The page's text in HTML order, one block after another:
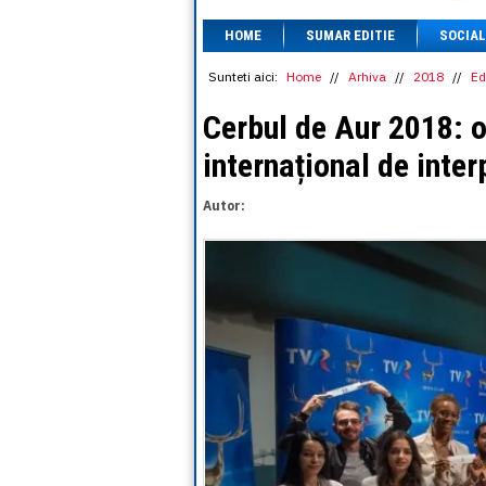
HOME SUMAR EDITIE SOCIAL
Sunteti aici: Home // Arhiva // 2018 //
Cerbul de Aur 2018:
internațional de
Autor: